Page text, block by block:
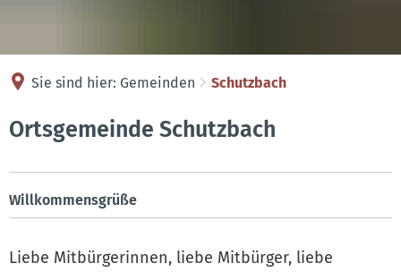
Sie sind hier: Gemeinden Schutzbach
Schutzbach
Ortsgemeinde Schutzbach
Willkommensgrüße
Liebe Mitbürgerinnen, liebe Mitbürger, liebe